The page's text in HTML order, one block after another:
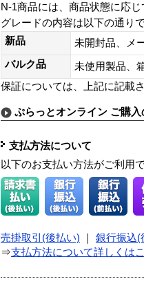
N-1商品には、商品状態に応
グレードの内容は以下の通りで
新品
未開封品、メ
バルク品
未使用製品、
保証については、上記に記載
ぷらっとオンライン ご購
支払方法について
以下のお支払い方法がご利用で
売掛取引(後払い) 銀行振込(
⇒支払方法について詳しくは